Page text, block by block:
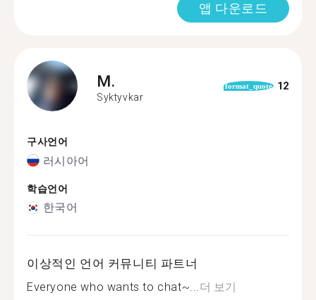
앱 다운로드
M.
Syktyvkar
format_quote 12
구사언어
러시아어
학습언어
한국어
이상적인 언어 커뮤니티 파트너
Everyone who wants to chat~...더 보기